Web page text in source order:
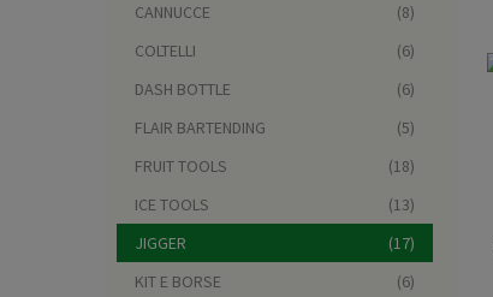
CANNUCCE
(8)
COLTELLI
(6)
DASH BOTTLE
(6)
FLAIR BARTENDING
(5)
FRUIT TOOLS
(18)
ICE TOOLS
(13)
JIGGER
(17)
KIT E BORSE
(6)